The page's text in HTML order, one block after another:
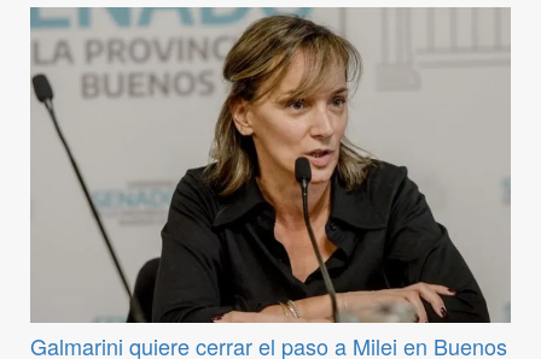
Galmarini quiere cerrar el paso a Milei en Buenos